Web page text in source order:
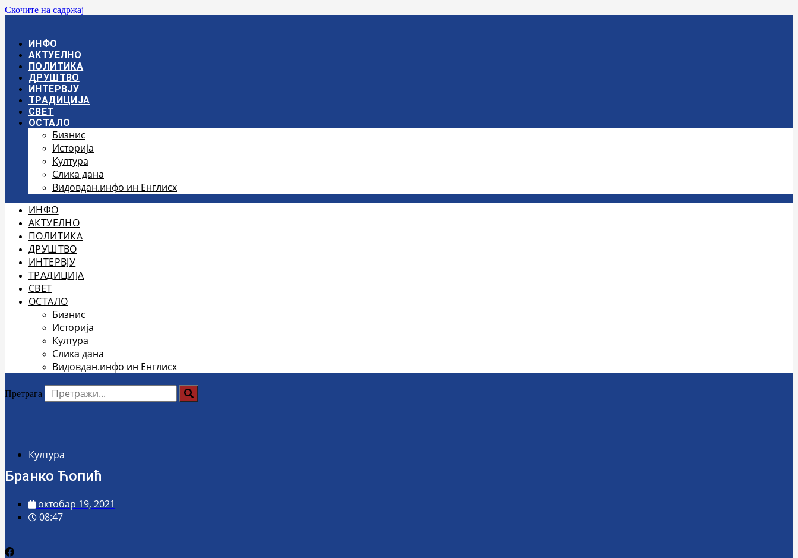
Скочите на садржај
ИНФО
АКТУЕЛНО
ПОЛИТИКА
ДРУШТВО
ИНТЕРВЈУ
ТРАДИЦИЈА
СВЕТ
ОСТАЛО
Бизнис
Историја
Култура
Слика дана
Видовдан.инфо ин Енглисх
ИНФО
АКТУЕЛНО
ПОЛИТИКА
ДРУШТВО
ИНТЕРВЈУ
ТРАДИЦИЈА
СВЕТ
ОСТАЛО
Бизнис
Историја
Култура
Слика дана
Видовдан.инфо ин Енглисх
Претрага
Култура
Бранко Ћопић
октобар 19, 2021
08:47